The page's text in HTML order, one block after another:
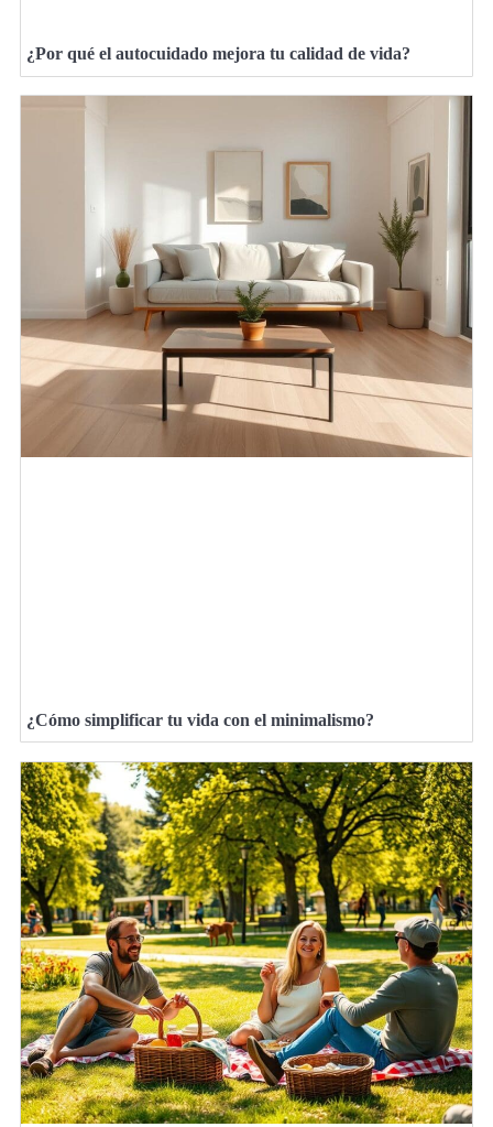
¿Por qué el autocuidado mejora tu calidad de vida?
¿Cómo simplificar tu vida con el minimalismo?